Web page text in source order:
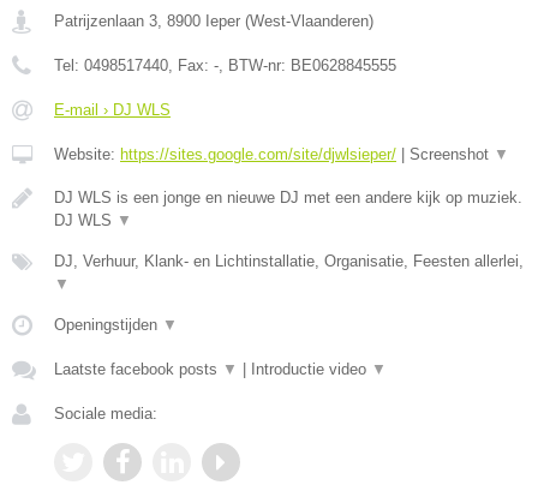
Patrijzenlaan 3, 8900 Ieper (West-Vlaanderen)
Tel: 0498517440, Fax: -, BTW-nr: BE0628845555
E-mail › DJ WLS
Website: https://sites.google.com/site/djwlsieper/ Screenshot ▼
DJ WLS is een jonge en nieuwe DJ met een andere kijk op muziek.
DJ WLS ▼
DJ, Verhuur, Klank- en Lichtinstallatie, Organisatie, Feesten allerlei,
▼
Openingstijden ▼
Laatste facebook posts ▼ Introductie video ▼
Sociale media: